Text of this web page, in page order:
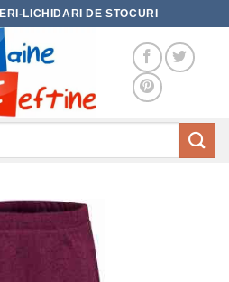
LICHIDARI DE STOCURI